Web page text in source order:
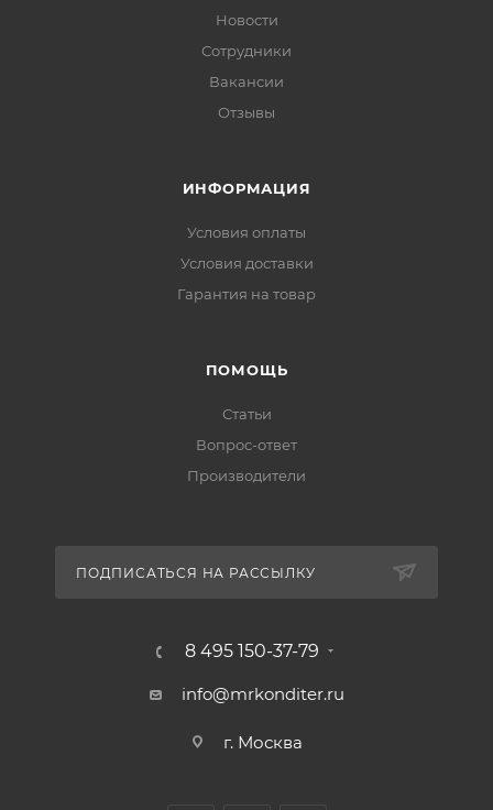
Новости
Сотрудники
Вакансии
Отзывы
ИНФОРМАЦИЯ
Условия оплаты
Условия доставки
Гарантия на товар
ПОМОЩЬ
Статьи
Вопрос-ответ
Производители
ПОДПИСАТЬСЯ НА РАССЫЛКУ
8 495 150-37-79
info@mrkonditer.ru
г. Москва